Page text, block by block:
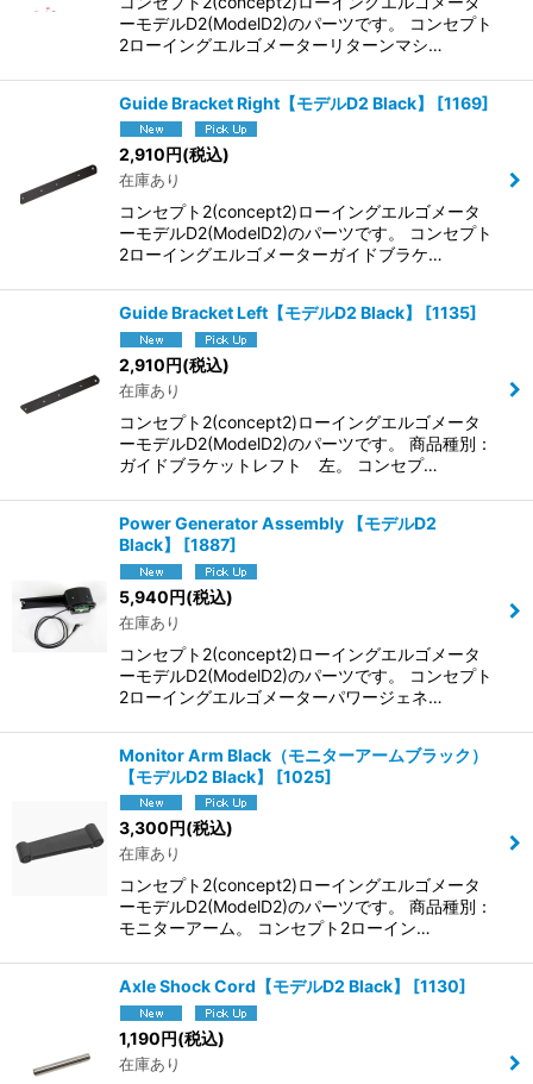
ーモデルD2(ModelD2)のパーツです。 コンセプト
2ローイングエルゴメーターリターンマシ…
Guide Bracket Right【モデルD2 Black】 [1169]
2,910 円(税込)
在庫あり
コンセプト2(concept2)ローイングエルゴメータ
ーモデルD2(ModelD2)のパーツです。 コンセプト
2ローイングエルゴメーターガイドブラケ…
Guide Bracket Left【モデルD2 Black】 [1135]
2,910円(税込)
在庫あり
コンセプト2(concept2)ローイングエルゴメータ
ーモデルD2(ModelD2)のパーツです。 商品種別：
ガイドブラケットレフト 左。 コンセプ…
Power Generator Assembly 【モデルD2
Black】
[1887]
5,940円(税込)
在庫あり
コンセプト2(concept2)ローイングエルゴメータ
ーモデルD2(ModelD2)のパーツです。 コンセプト
2ローイングエルゴメーターパワージェネ…
Monitor Arm Black（モニターアームブラック）
【モデルD2 Black】
[1025]
3,300 円(税込)
在庫あり
コンセプト2(concept2)ローイングエルゴメータ
ーモデルD2(ModelD2)のパーツです。 商品種別：
モニターアーム。 コンセプト2ローイン…
Axle Shock Cord【モデルD2 Black】 [1130]
1,190円(税込)
在庫あり